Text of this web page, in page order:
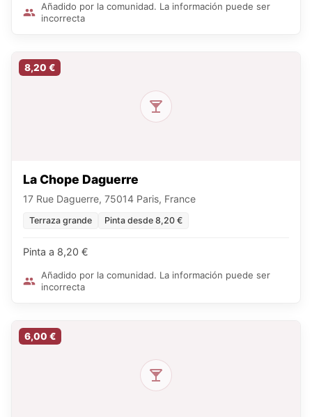
Añadido por la comunidad. La información puede ser
incorrecta
8,20 €
La Chope Daguerre
17 Rue Daguerre, 75014 Paris, France
Terraza grande Pinta desde 8,20 €
Pinta a 8,20 €
Añadido por la comunidad. La información puede ser
incorrecta
6,00 €